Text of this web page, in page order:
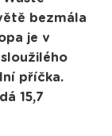
bezmála
je v
příčka.
15,7